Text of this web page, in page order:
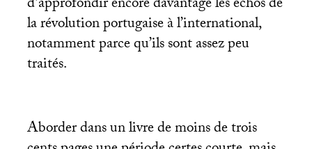
la révolution portugaise à l’international,
notamment parce qu’ils sont assez peu
traités.
Aborder dans un livre de moins de trois